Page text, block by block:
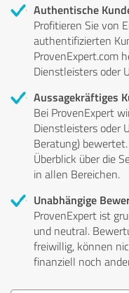
Authentische
Profitieren Sie von
authentifizierten
ProvenExpert.com
Dienstleisters oder
Aussagekräftiges
Bei ProvenExpert
Dienstleisters oder
Beratung)
Überblick über die
in allen Bereichen.
Unabhängige
ProvenExpert ist
und neutral.
freiwillig, können
finanziell noch